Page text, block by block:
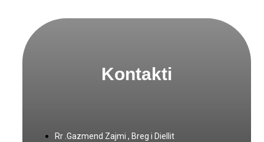
Kontakti
Rr .Gazmend Zajmi , Breg i Diellit